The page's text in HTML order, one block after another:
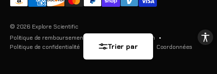
Trier par
© 2026 Explore Scientific
Politique de remboursement
Conditions d’utilisation
Politique de confidentialité
Politique d’expédition Coordonnées